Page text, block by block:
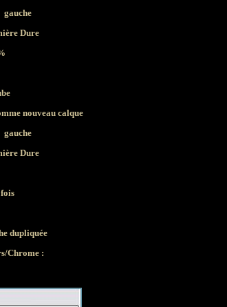
gauche
Dure
nouveau calque
gauche
Dure
dupliquée
Chrome :